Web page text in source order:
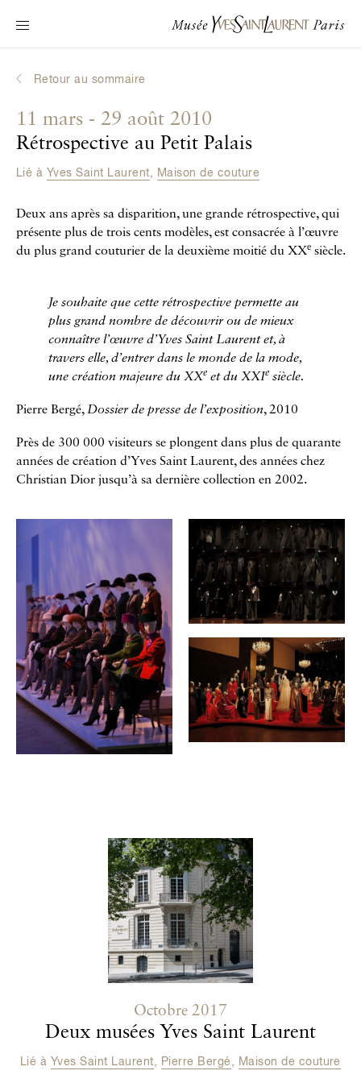
Navigation principale
Venir au musée
Biographies interactives
Les Chroniques
La Collection
Le Musée
Retour au sommaire
11 mars - 29 août 2010
Rétrospective au Petit Palais
Lié à Yves Saint Laurent, Maison de couture
Deux ans après sa disparition, une grande rétrospective, qui
présente plus de trois cents modèles, est consacrée à l’œuvre
du plus grand couturier de la deuxième moitié du XXe siècle.
Je souhaite que cette rétrospective permette au
plus grand nombre de découvrir ou de mieux
connaître l’œuvre d’Yves Saint Laurent et, à
travers elle, d’entrer dans le monde de la mode,
une création majeure du XXe et du XXIe siècle.
Pierre Bergé,Dossier de presse de l’exposition, 2010
Près de 300 000 visiteurs se plongent dans plus de quarante
années de création d’Yves Saint Laurent, des années chez
Christian Dior jusqu’à sa dernière collection en 2002.
Galerie
Octobre 2017
Deux musées Yves Saint Laurent
Lié à Yves Saint Laurent Pierre Bergé Maison de couture